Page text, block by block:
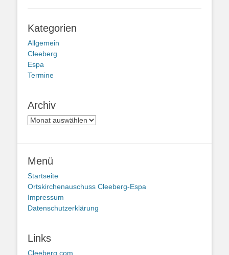
Kategorien
Allgemein
Cleeberg
Espa
Termine
Archiv
Archiv
Menü
Startseite
Ortskirchenauschuss Cleeberg-Espa
Impressum
Datenschutzerklärung
Links
Cleeberg.com